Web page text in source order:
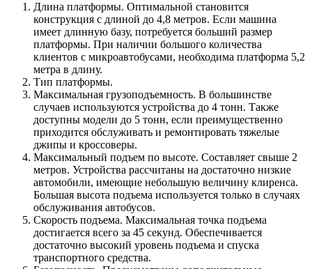
Длина платформы. Оптимальной становится
конструкция с длиной до 4,8 метров. Если машина
имеет длинную базу, потребуется больший размер
платформы. При наличии большого количества
клиентов с микроавтобусами, необходима платформа 5,2
метра в длину.
Тип платформы.
Максимальная грузоподъемность. В большинстве
случаев используются устройства до 4 тонн. Также
доступны модели до 5 тонн, если преимущественно
приходится обслуживать и ремонтировать тяжелые
джипы и кроссоверы.
Максимальный подъем по высоте. Составляет свыше 2
метров. Устройства рассчитаны на достаточно низкие
автомобили, имеющие небольшую величину клиренса.
Большая высота подъема используется только в случаях
обслуживания автобусов.
Скорость подъема. Максимальная точка подъема
достигается всего за 45 секунд. Обеспечивается
достаточно высокий уровень подъема и спуска
транспортного средства.